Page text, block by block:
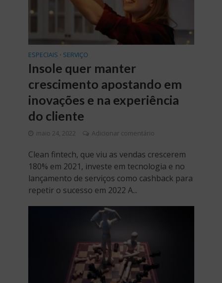
ESPECIAIS • SERVIÇO
Insole quer manter
crescimento apostando em
inovações e na experiência
do cliente
maio 24, 2022 Adicionar comentário
Clean fintech, que viu as vendas crescerem
180% em 2021, investe em tecnologia e no
lançamento de serviços como cashback para
repetir o sucesso em 2022 A...